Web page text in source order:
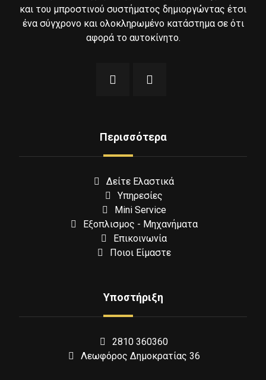
και του μπροστινού συστήματος δημιοργώντας έτσι
ένα σύγχρονο και ολοκληρωμένο κατάστημα σε ότι
αφορά το αυτοκίνητο.
Περισσότερα
Δείτε Ελαστικά
Υπηρεσίες
Mini Service
Εξοπλισμος - Μηχανήματα
Επικοινωνία
Ποιοι Είμαστε
Υποστήριξη
2810 360360
Λεωφόρος Δημοκρατίας 36